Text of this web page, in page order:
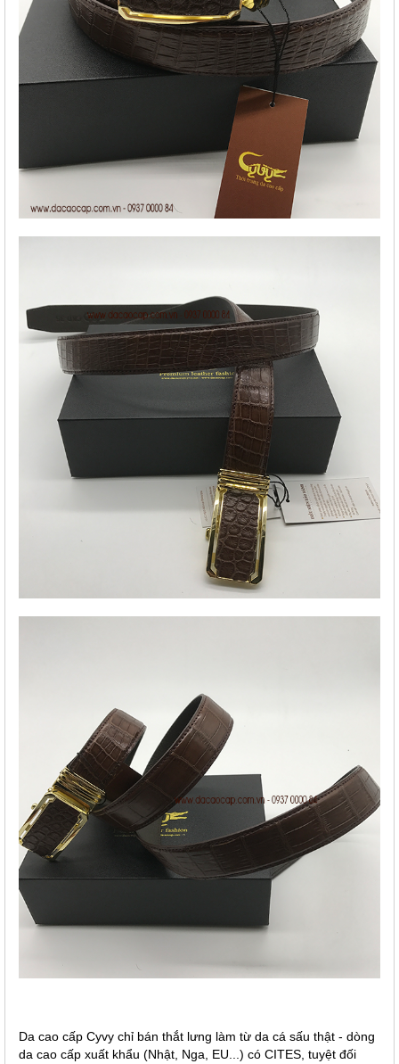
Da cao cấp Cyvy chỉ bán thắt lưng làm từ da cá sấu thật - dòng
da cao cấp xuất khẩu (Nhật, Nga, EU...) có CITES, tuyệt đối